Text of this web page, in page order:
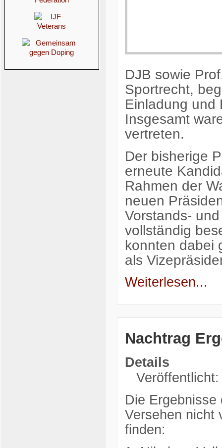
DJB sowie
Sportrecht,
Einladung und
Insgesamt
vertreten.
Der bisherige
erneute
Rahmen der
neuen
Vorstands-
vollständig
konnten dabei
als
Weiterlesen...
Nachtrag
Details
Die Ergebnisse
Versehen nicht
finden: